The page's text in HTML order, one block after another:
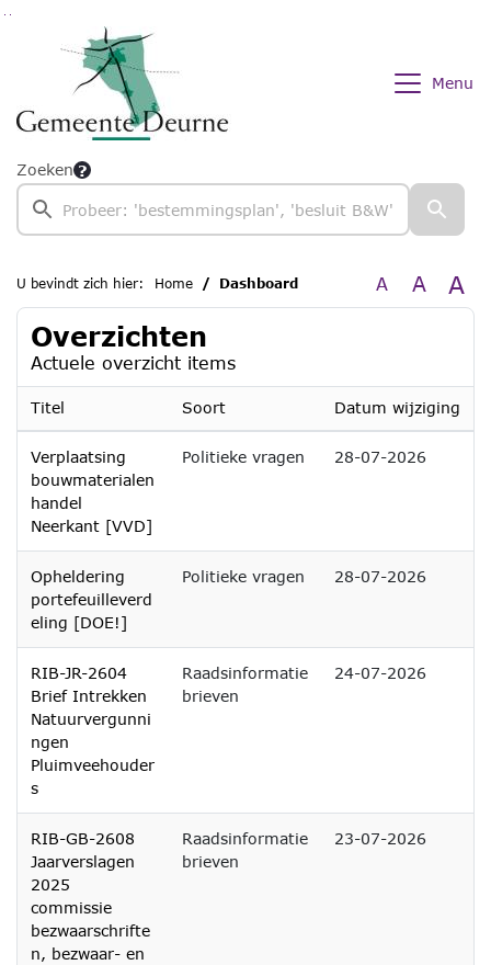
Ga naar de inhoud van deze pagina
Ga naar het zoeken
Ga naar het menu
Menu
Zoeken
U bevindt zich hier: Home Dashboard A A A
Overzichten
Actuele overzicht items
Titel Soort Datum wijziging
Verplaatsing
bouwmaterialen
handel
Neerkant [VVD]
Politieke vragen 28-07-2026
Opheldering
portefeuilleverd
eling [DOE!]
Politieke vragen 28-07-2026
RIB-JR-2604
Brief Intrekken
Natuurvergunni
ngen
Pluimveehouder
s
Raadsinformatie
brieven
24-07-2026
RIB-GB-2608
Jaarverslagen
2025
commissie
bezwaarschrifte
n, bezwaar- en
Raadsinformatie
brieven
23-07-2026